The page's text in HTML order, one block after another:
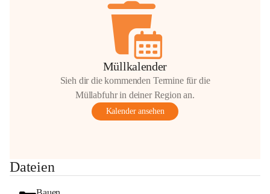
anrainer-service@omv.com
Bei Fragen, Anliegen oder Beschwerden.
Die OMV wird im Zuge von
Müllkalender
Sieh dir die kommenden Termine für die
Müllabfuhr in deiner Region an.
Kalender ansehen
Dateien